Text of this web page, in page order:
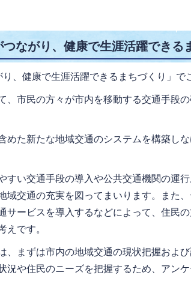
ながり、健康で生涯活躍できる
、健康で生涯活躍できるまちづくり」で
、市民の方々が市内を移動する交通手段
めた新たな地域交通のシステムを構築し
すい交通手段の導入や公共交通機関の運
域交通の充実を図ってまいります。また
サービスを導入するなどによって、住民
えです。
、まずは市内の地域交通の現状把握およ
況や住民のニーズを把握するため、アン